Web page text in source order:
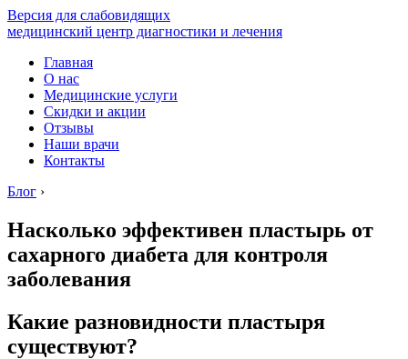
Версия для слабовидящих
медицинский центр диагностики и лечения
Главная
О нас
Медицинские услуги
Скидки и акции
Отзывы
Наши врачи
Контакты
Блог ›
Насколько эффективен пластырь от
сахарного диабета для контроля
заболевания
Какие разновидности пластыря
существуют?